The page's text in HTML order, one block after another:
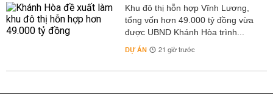
Khu đô thị hỗn hợp Vĩnh Lương,
tổng vốn hơn 49.000 tỷ đồng vừa
được UBND Khánh Hòa trình...
DỰ ÁN 21 giờ trước